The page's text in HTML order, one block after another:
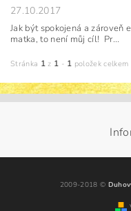
27.10.2017
Jak být spokojená a zároveň
matka, to není můj cíl! Pr...
Stránka 1z 1 - 1 položek celkem
2009-2018 ©